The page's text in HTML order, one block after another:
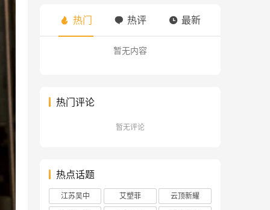
热门 热评 最新
暂无内容
热门评论
暂无评论
热点话题
江苏吴中 艾塑菲
云顶新耀